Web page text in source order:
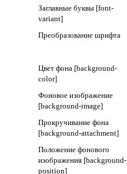
Заглавные буквы [font-
variant]
Преобразование шрифта
Цвет фона [background-
color]
Фоновое изображение
[background-image]
Прокручивание фона
[background-attachment]
Положение фонового
изображения [background-
position]